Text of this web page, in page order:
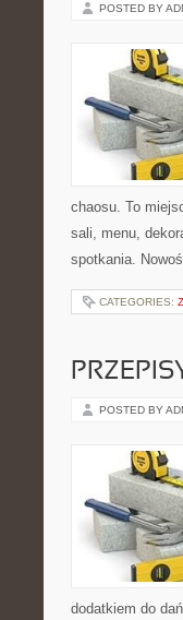
POSTED BY
chaosu. To
sali, menu,
spotkania.
CATEGORIES:
POSTED BY
dodatkiem do